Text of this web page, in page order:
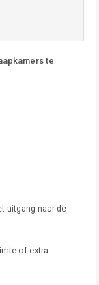
te
uitgang naar de
of extra